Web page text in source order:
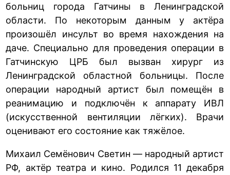
больниц города Гатчины в Ленинградской
области. По некоторым данным у актёра
произошёл инсульт во время нахождения на
даче. Специально для проведения операции в
Гатчинскую ЦРБ был вызван хирург из
Ленинградской областной больницы. После
операции народный артист был помещён в
реанимацию и подключён к аппарату ИВЛ
(искусственной вентиляции лёгких). Врачи
оценивают его состояние как тяжёлое.
Михаил Семёнович Светин — народный артист
РФ, актёр театра и кино. Родился 11 декабря